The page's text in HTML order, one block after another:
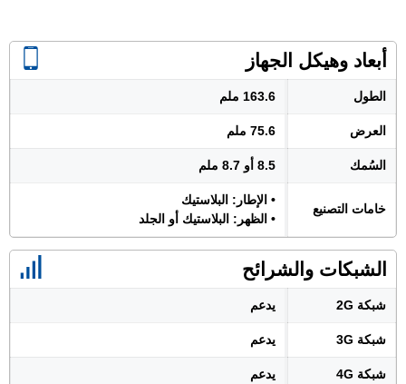
أبعاد وهيكل الجهاز
الطول 163.6 ملم
العرض 75.6 ملم
السُمك 8.5 أو 8.7 ملم
خامات التصنيع
• الإطار: البلاستيك
• الظهر: البلاستيك أو الجلد
الشبكات والشرائح
شبكة 2G يدعم
شبكة 3G يدعم
شبكة 4G يدعم